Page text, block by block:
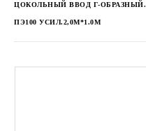
ЦОКОЛЬНЫЙ ВВОД Г-ОБРАЗНЫЙ.
ПЭ100 УСИЛ.2,0М*1.0М